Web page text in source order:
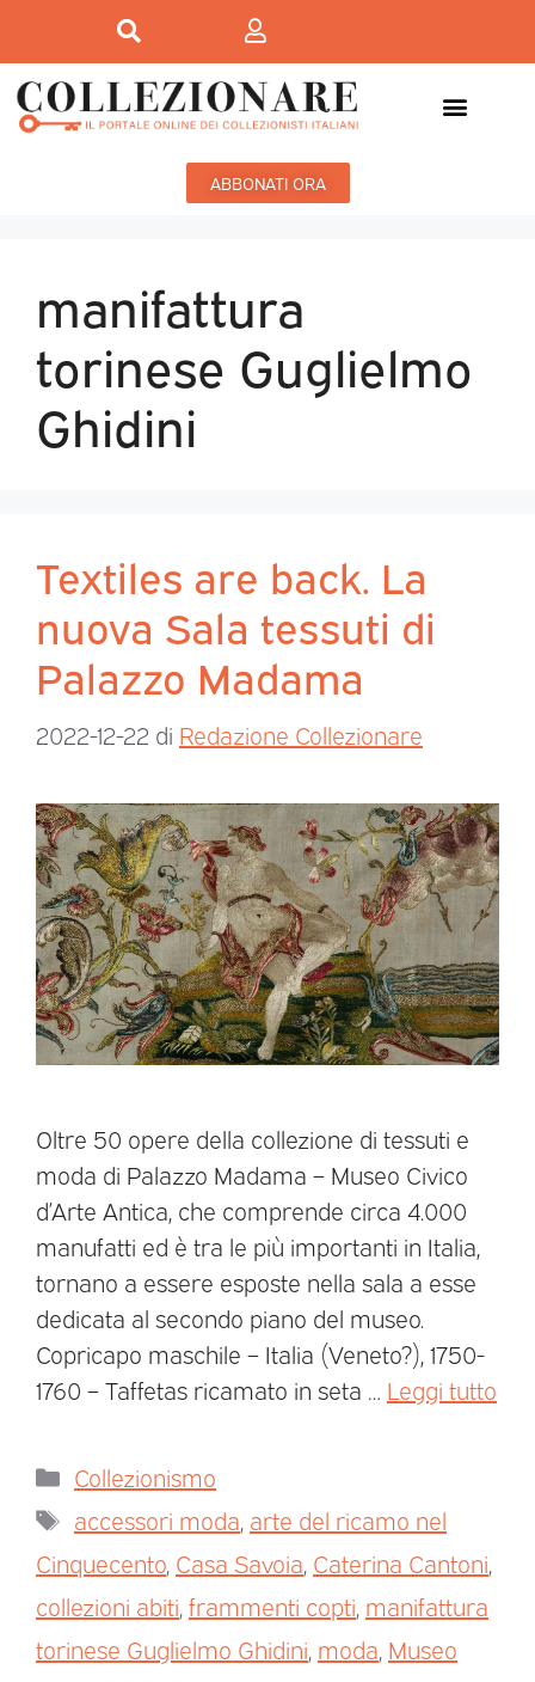
ABBONATI ORA
manifattura
torinese Guglielmo
Ghidini
Textiles are back. La
nuova Sala tessuti di
Palazzo Madama
2022-12-22 di Redazione Collezionare
Oltre 50 opere della collezione di tessuti e
moda di Palazzo Madama – Museo Civico
d’Arte Antica, che comprende circa 4.000
manufatti ed è tra le più importanti in Italia,
tornano a essere esposte nella sala a esse
dedicata al secondo piano del museo.
Copricapo maschile – Italia (Veneto?), 1750-
1760 – Taffetas ricamato in seta … Leggi tutto
Collezionismo
accessori moda arte del ricamo nel
Cinquecento Casa Savoia Caterina Cantoni
collezioni abiti frammenti copti manifattura
torinese Guglielmo Ghidini moda Museo